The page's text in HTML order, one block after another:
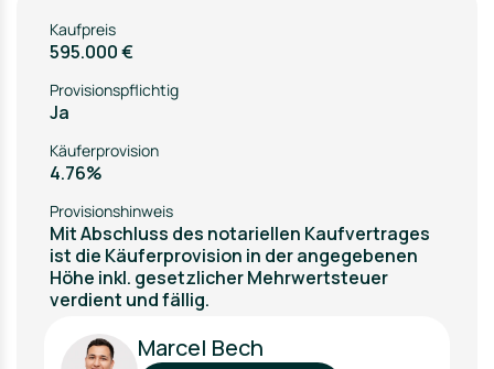
Kaufpreis
595.000 €
Provisionspflichtig
Ja
Käuferprovision
4.76%
Provisionshinweis
Mit Abschluss des notariellen Kaufvertrages
ist die Käuferprovision in der angegebenen
Höhe inkl. gesetzlicher Mehrwertsteuer
verdient und fällig.
Marcel Bech